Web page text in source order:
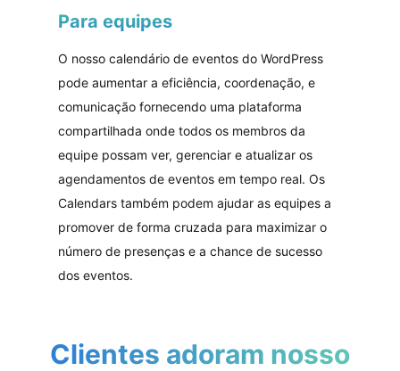
Para equipes
O nosso calendário de eventos do WordPress
pode aumentar a eficiência, coordenação, e
comunicação fornecendo uma plataforma
compartilhada onde todos os membros da
equipe possam ver, gerenciar e atualizar os
agendamentos de eventos em tempo real. Os
Calendars também podem ajudar as equipes a
promover de forma cruzada para maximizar o
número de presenças e a chance de sucesso
dos eventos.
Clientes adoram nosso